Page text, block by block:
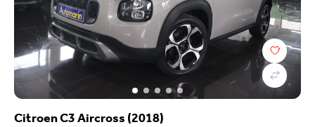
Citroen C3 Aircross (2018)